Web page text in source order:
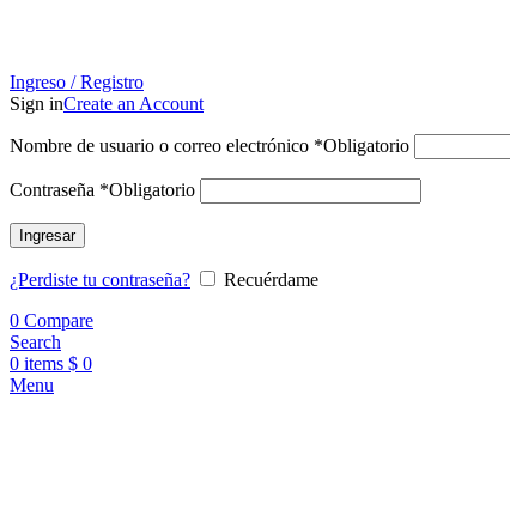
Ingreso / Registro
Sign inCreate an Account
Nombre de usuario o correo electrónico *Obligatorio
Contraseña *Obligatorio
Ingresar
¿Perdiste tu contraseña?
Recuérdame
0 Compare
Search
0 items $ 0
Menu